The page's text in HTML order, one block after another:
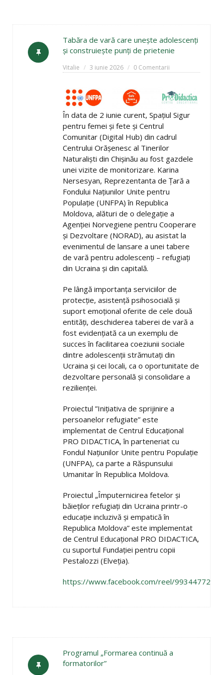
Tabăra de vară care unește adolescenți
și construiește punți de prietenie
Vitalie 3 iunie 2026 0 Comentarii
În data de 2 iunie curent, Spațiul Sigur
pentru femei și fete și Centrul
Comunitar (Digital Hub) din cadrul
Centrului Orășenesc al Tinerilor
Naturaliști din Chișinău au fost gazdele
unei vizite de monitorizare. Karina
Nersesyan, Reprezentanta de Țară a
Fondului Națiunilor Unite pentru
Populație (UNFPA) în Republica
Moldova, alături de o delegație a
Agenției Norvegiene pentru Cooperare
și Dezvoltare (NORAD), au asistat la
evenimentul de lansare a unei tabere
de vară pentru adolescenți – refugiați
din Ucraina și din capitală.
Pe lângă importanța serviciilor de
protecție, asistență psihosocială și
suport emoțional oferite de cele două
entități, deschiderea taberei de vară a
fost evidențiată ca un exemplu de
succes în facilitarea coeziunii sociale
dintre adolescenții strămutați din
Ucraina și cei locali, ca o oportunitate de
dezvoltare personală și consolidare a
rezilienței.
Proiectul ”Inițiativa de sprijinire a
persoanelor refugiate” este
implementat de Centrul Educațional
PRO DIDACTICA, în parteneriat cu
Fondul Națiunilor Unite pentru Populație
(UNFPA), ca parte a Răspunsului
Umanitar în Republica Moldova.
Proiectul „Împuternicirea fetelor și
băieților refugiați din Ucraina printr-o
educație incluzivă și empatică în
Republica Moldova” este implementat
de Centrul Educațional PRO DIDACTICA,
cu suportul Fundației pentru copii
Pestalozzi (Elveția).
https://www.facebook.com/reel/
Programul „Formarea continuă a
formatorilor”